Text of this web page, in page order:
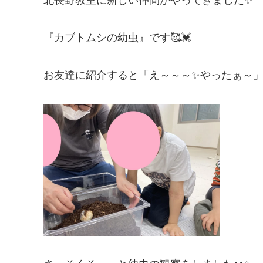
『カブトムシの幼虫』です🥰💓
お友達に紹介すると「え～～～✨やったぁ～